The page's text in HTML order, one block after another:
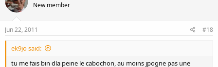
New member
Jun 22, 2011 #18
ek9jo said:
tu me fais bin dla peine le cabochon, au moins jpogne pas une